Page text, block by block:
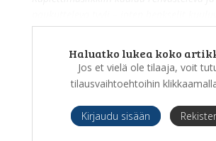
esiintyjien karderoopiin.
Haluatko lukea koko
Jos et vielä ole tilaaja, voit
tilausvaihtoehtoihin
Kirjaudu sisään